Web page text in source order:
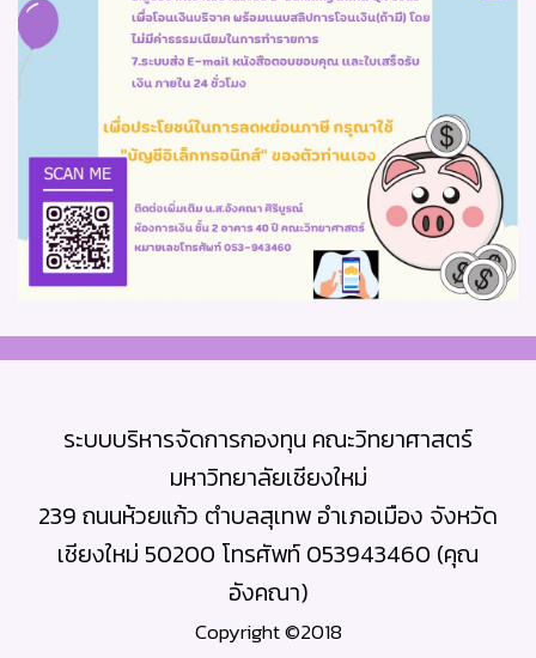
ระบบบริหารจัดการกองทุน คณะวิทยาศาสตร์
มหาวิทยาลัยเชียงใหม่
239 ถนนห้วยแก้ว ตำบลสุเทพ อำเภอเมือง จังหวัด
เชียงใหม่ 50200 โทรศัพท์ 053943460 (คุณ
อังคณา)
Copyright ©2018